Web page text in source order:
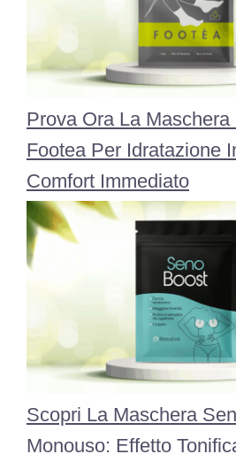
Prova Ora La Maschera
Footea Per Idratazione
Comfort Immediato
Scopri La Maschera
Monouso: Effetto